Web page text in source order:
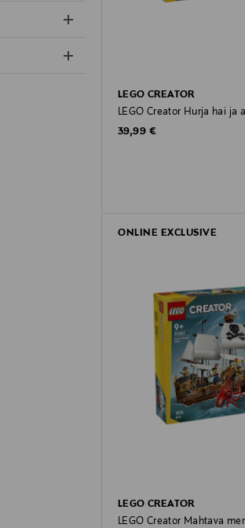
LEGO CREATOR
LEGO Creator Hurja hai ja
Original Price
39,99 €
ONLINE EXCLUSIVE
LEGO CREATOR
LEGO Creator Mahtava